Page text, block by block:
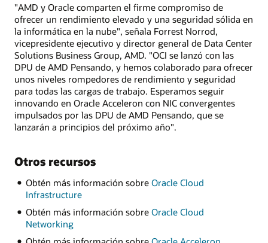
"AMD y Oracle comparten el firme compromiso de
ofrecer un rendimiento elevado y una seguridad sólida en
la informática en la nube", señala Forrest Norrod,
vicepresidente ejecutivo y director general de Data Center
Solutions Business Group, AMD. "OCI se lanzó con las
DPU de AMD Pensando, y hemos colaborado para ofrecer
unos niveles rompedores de rendimiento y seguridad
para todas las cargas de trabajo. Esperamos seguir
innovando en Oracle Acceleron con NIC convergentes
impulsados por las DPU de AMD Pensando, que se
lanzarán a principios del próximo año".
Otros recursos
Obtén más información sobre Oracle Cloud
Infrastructure
Obtén más información sobre Oracle Cloud
Networking